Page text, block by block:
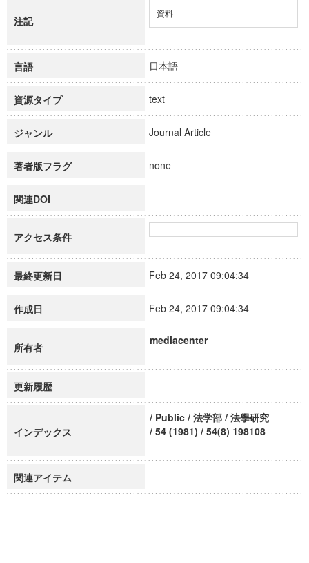
注記
資料
言語 日本語
資源タイプ text
ジャンル Journal Article
著者版フラグ none
関連DOI
アクセス条件
最終更新日 Feb 24, 2017 09:04:34
作成日 Feb 24, 2017 09:04:34
所有者
mediacenter
更新履歴
インデックス
/ Public / 法学部 / 法學研究
/ 54 (1981) / 54(8) 198108
関連アイテム